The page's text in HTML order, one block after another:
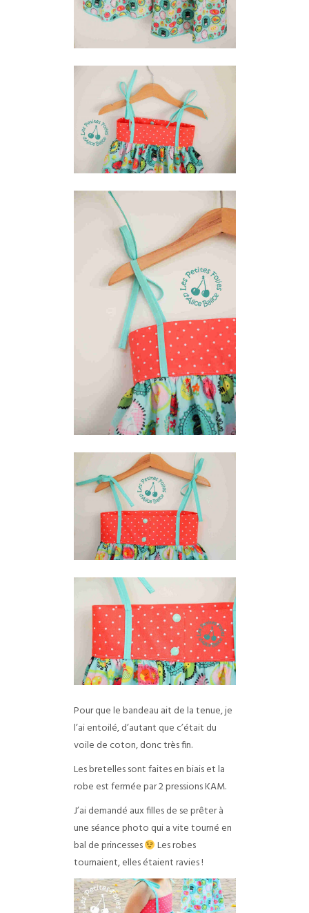
Pour que le bandeau ait de la tenue, je
l’ai entoilé, d’autant que c’était du
voile de coton, donc très fin.
Les bretelles sont faites en biais et la
robe est fermée par 2 pressions KAM.
J’ai demandé aux filles de se prêter à
une séance photo qui a vite tourné en
bal de princesses
Les robes
tournaient, elles étaient ravies !